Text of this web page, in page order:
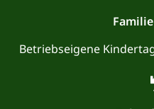
Betriebseigene